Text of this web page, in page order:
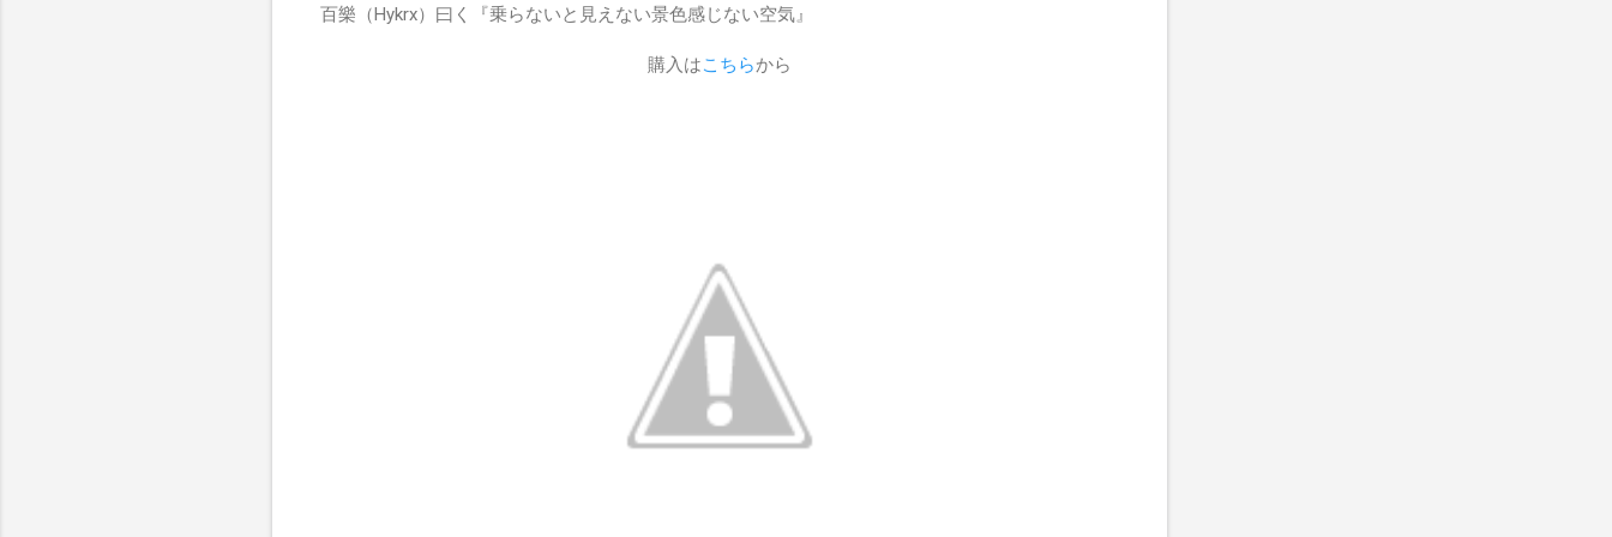
百樂（Hykrx）曰く『乗らないと見えない景色感じない空気』
購入はこちらから